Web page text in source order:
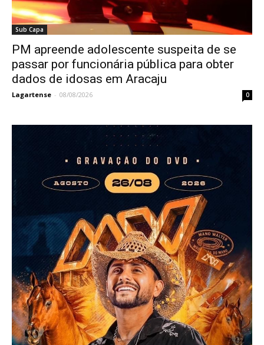
Sub Capa
PM apreende adolescente suspeita de se
passar por funcionária pública para obter
dados de idosas em Aracaju
Lagartense - 08/08/2026 0